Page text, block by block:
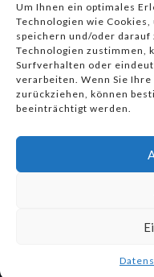
Um Ihnen ein optimales
Technologien wie
speichern und/oder darauf
Technologien zustimmen,
Surfverhalten oder
verarbeiten. Wenn Sie
zurückziehen, können
beeinträchtigt werden.
Suche
Social Media